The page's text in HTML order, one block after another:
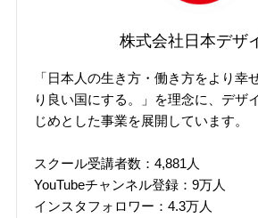
株式会社日本デザ
「日本人の生き方・働き方をより幸
り良い国にする。」を理念に、デザ
じめとした事業を展開しています。
スクール受講者数：4,881人
YouTubeチャンネル登録：9万人
インスタフォロワー：4.3万人